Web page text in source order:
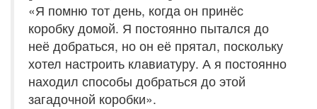
«Я помню тот день, когда он принёс
коробку домой. Я постоянно пытался до
неё добраться, но он её прятал, поскольку
хотел настроить клавиатуру. А я постоянно
находил способы добраться до этой
загадочной коробки».